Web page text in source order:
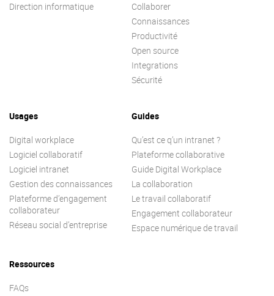
A propos d’eXo
Centre de ressources
Essayez eXo
Direction informatique
Collaborer
Connaissances
Productivité
Open source
Integrations
Sécurité
Usages
Digital workplace
Logiciel collaboratif
Logiciel intranet
Gestion des connaissances
Plateforme d’engagement
collaborateur
Réseau social d’entreprise
Guides
Qu’est ce q’un intranet ?
Plateforme collaborative
Guide Digital Workplace
La collaboration
Le travail collaboratif
Engagement collaborateur
Espace numérique de travail
Ressources
FAQs